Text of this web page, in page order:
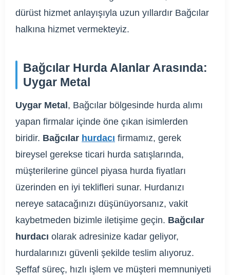
dürüst hizmet anlayışıyla uzun yıllardır Bağcılar
halkına hizmet vermekteyiz.
Bağcılar Hurda Alanlar Arasında:
Uygar Metal
Uygar Metal , Bağcılar bölgesinde hurda alımı
yapan firmalar içinde öne çıkan isimlerden
biridir. Bağcılar hurdacı firmamız, gerek
bireysel gerekse ticari hurda satışlarında,
müşterilerine güncel piyasa hurda fiyatları
üzerinden en iyi teklifleri sunar. Hurdanızı
nereye satacağınızı düşünüyorsanız, vakit
kaybetmeden bizimle iletişime geçin. Bağcılar
hurdacı olarak adresinize kadar geliyor,
hurdalarınızı güvenli şekilde teslim alıyoruz.
Şeffaf süreç, hızlı işlem ve müşteri memnuniyeti